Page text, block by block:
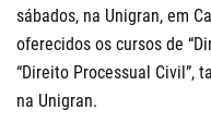
sábados, na Unigran, em
oferecidos os cursos de
“Direito Processual Civil”,
na Unigran.